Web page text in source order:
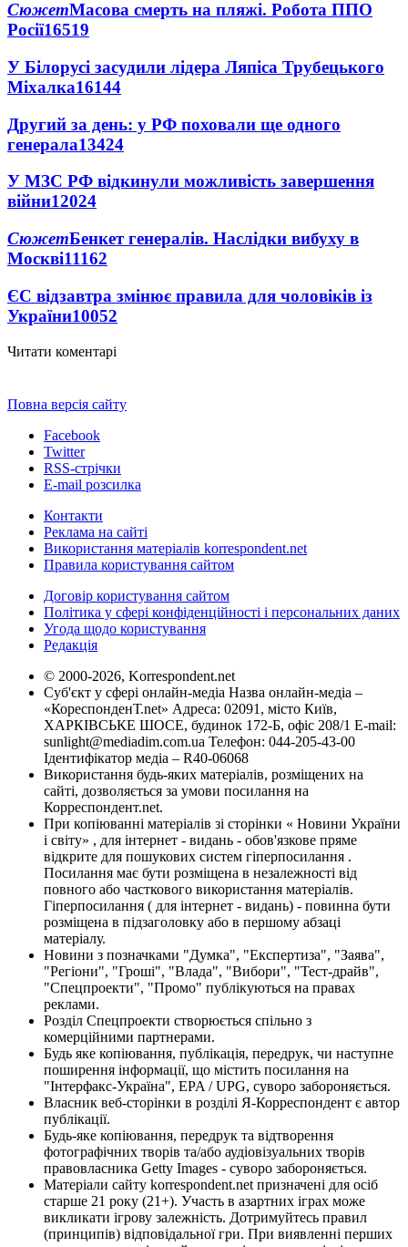
СюжетМасова смерть на пляжі. Робота ППО
Росії16519
У Білорусі засудили лідера Ляпіса Трубецького
Міхалка16144
Другий за день: у РФ поховали ще одного
генерала13424
У МЗС РФ відкинули можливість завершення
війни12024
СюжетБенкет генералів. Наслідки вибуху в
Москві11162
ЄС відзавтра змінює правила для чоловіків із
України10052
Читати коментарі
Повна версія сайту
Facebook
Twitter
RSS-стрічки
E-mail розсилка
Контакти
Реклама на сайті
Використання матеріалів korrespondent.net
Правила користування сайтом
Договір користування сайтом
Політика у сфері конфіденційності і персональних даних
Угода щодо користування
Редакція
© 2000-2026, Korrespondent.net
Суб'єкт у сфері онлайн-медіа Назва онлайн-медіа –
«КореспонденТ.net» Адреса: 02091, місто Київ,
ХАРКІВСЬКЕ ШОСЕ, будинок 172-Б, офіс 208/1 E-mail:
sunlight@mediadim.com.ua Телефон: 044-205-43-00
Ідентифікатор медіа – R40-06068
Використання будь-яких матеріалів, розміщених на
сайті, дозволяється за умови посилання на
Корреспондент.net.
При копіюванні матеріалів зі сторінки « Новини України
і світу» , для інтернет - видань - обов'язкове пряме
відкрите для пошукових систем гіперпосилання .
Посилання має бути розміщена в незалежності від
повного або часткового використання матеріалів.
Гіперпосилання ( для інтернет - видань) - повинна бути
розміщена в підзаголовку або в першому абзаці
матеріалу.
Новини з позначками "Думка", "Експертиза", "Заява",
"Регіони", "Гроші", "Влада", "Вибори", "Тест-драйв",
"Спецпроекти", "Промо" публікуються на правах
реклами.
Розділ Спецпроекти створюється спільно з
комерційними партнерами.
Будь яке копіювання, публікація, передрук, чи наступне
поширення інформації, що містить посилання на
"Інтерфакс-Україна", EPA / UPG, суворо забороняється.
Власник веб-сторінки в розділі Я-Корреспондент є автор
публікації.
Будь-яке копіювання, передрук та відтворення
фотографічних творів та/або аудіовізуальних творів
правовласника Getty Images - суворо забороняється.
Матеріали сайту korrespondent.net призначені для осіб
старше 21 року (21+). Участь в азартних іграх може
викликати ігрову залежність. Дотримуйтесь правил
(принципів) відповідальної гри. При виявленні перших